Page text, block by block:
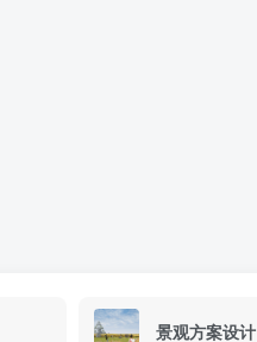
景观方案设计